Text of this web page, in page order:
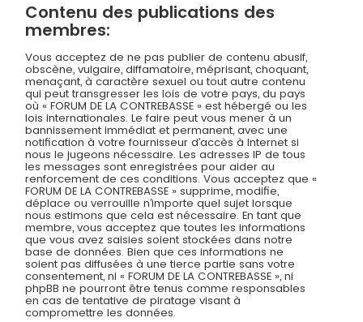
Contenu des publications des
membres:
Vous acceptez de ne pas publier de contenu abusif,
obscène, vulgaire, diffamatoire, méprisant, choquant,
menaçant, à caractère sexuel ou tout autre contenu
qui peut transgresser les lois de votre pays, du pays
où « FORUM DE LA CONTREBASSE » est hébergé ou les
lois internationales. Le faire peut vous mener à un
bannissement immédiat et permanent, avec une
notification à votre fournisseur d’accès à Internet si
nous le jugeons nécessaire. Les adresses IP de tous
les messages sont enregistrées pour aider au
renforcement de ces conditions. Vous acceptez que «
FORUM DE LA CONTREBASSE » supprime, modifie,
déplace ou verrouille n’importe quel sujet lorsque
nous estimons que cela est nécessaire. En tant que
membre, vous acceptez que toutes les informations
que vous avez saisies soient stockées dans notre
base de données. Bien que ces informations ne
soient pas diffusées à une tierce partie sans votre
consentement, ni « FORUM DE LA CONTREBASSE », ni
phpBB ne pourront être tenus comme responsables
en cas de tentative de piratage visant à
compromettre les données.